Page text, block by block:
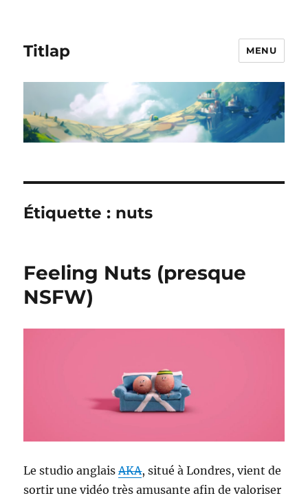
Titlap MENU
Étiquette : nuts
Feeling Nuts (presque
NSFW)
Le studio anglaisAKA, situé à Londres, vient de
sortir une vidéo très amusante afin de valoriser